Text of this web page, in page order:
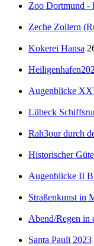
Zoo Dortmund -
Zeche Zollern
Kokerei Hansa
Augenblicke
Lübeck
Rah3our durch
Historischer
Augenblicke II
Straßenkunst in
Abend/Regen in
Santa Pauli 2023